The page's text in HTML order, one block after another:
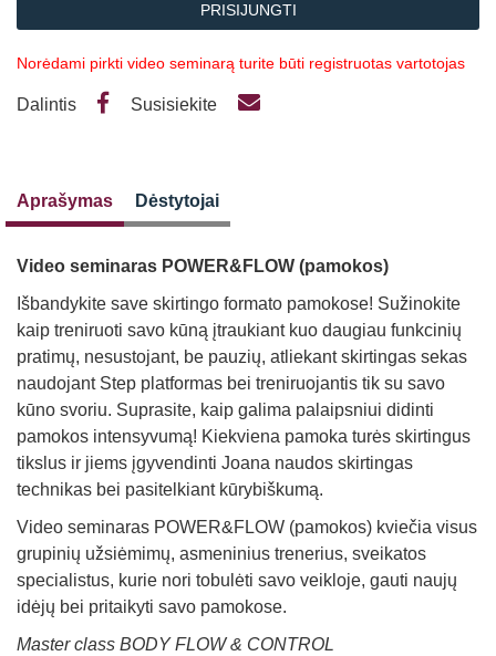
PRISIJUNGTI
Norėdami pirkti video seminarą turite būti registruotas vartotojas
Dalintis Susisiekite
Aprašymas Dėstytojai
Video seminaras POWER&FLOW (pamokos)
Išbandykite save skirtingo formato pamokose! Sužinokite
kaip treniruoti savo kūną įtraukiant kuo daugiau funkcinių
pratimų, nesustojant, be pauzių, atliekant skirtingas sekas
naudojant Step platformas bei treniruojantis tik su savo
kūno svoriu. Suprasite, kaip galima palaipsniui didinti
pamokos intensyvumą! Kiekviena pamoka turės skirtingus
tikslus ir jiems įgyvendinti Joana naudos skirtingas
technikas bei pasitelkiant kūrybiškumą.
Video seminaras POWER&FLOW (pamokos) kviečia visus
grupinių užsiėmimų, asmeninius trenerius, sveikatos
specialistus, kurie nori tobulėti savo veikloje, gauti naujų
idėjų bei pritaikyti savo pamokose.
Master class BODY FLOW & CONTROL